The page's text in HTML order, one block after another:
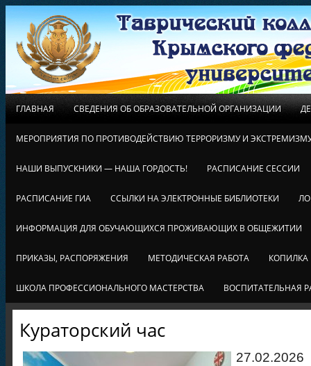
ГЛАВНАЯ СВЕДЕНИЯ ОБ ОБРАЗОВАТЕЛЬНОЙ ОРГАНИЗАЦИИ
МЕРОПРИЯТИЯ ПО ПРОТИВОДЕЙСТВИЮ ТЕРРОРИЗМУ И
НАШИ ВЫПУСКНИКИ — НАША ГОРДОСТЬ! РАСПИСАНИЕ СЕССИИ
РАСПИСАНИЕ ГИА ССЫЛКИ НА ЭЛЕКТРОННЫЕ БИБЛИОТЕКИ
ИНФОРМАЦИЯ ДЛЯ ОБУЧАЮЩИХСЯ ПРОЖИВАЮЩИХ В ОБЩЕЖИТИИ
ПРИКАЗЫ, РАСПОРЯЖЕНИЯ МЕТОДИЧЕСКАЯ РАБОТА КОПИЛКА
ШКОЛА ПРОФЕССИОНАЛЬНОГО МАСТЕРСТВА ВОСПИТАТЕЛЬНАЯ
Кураторский час